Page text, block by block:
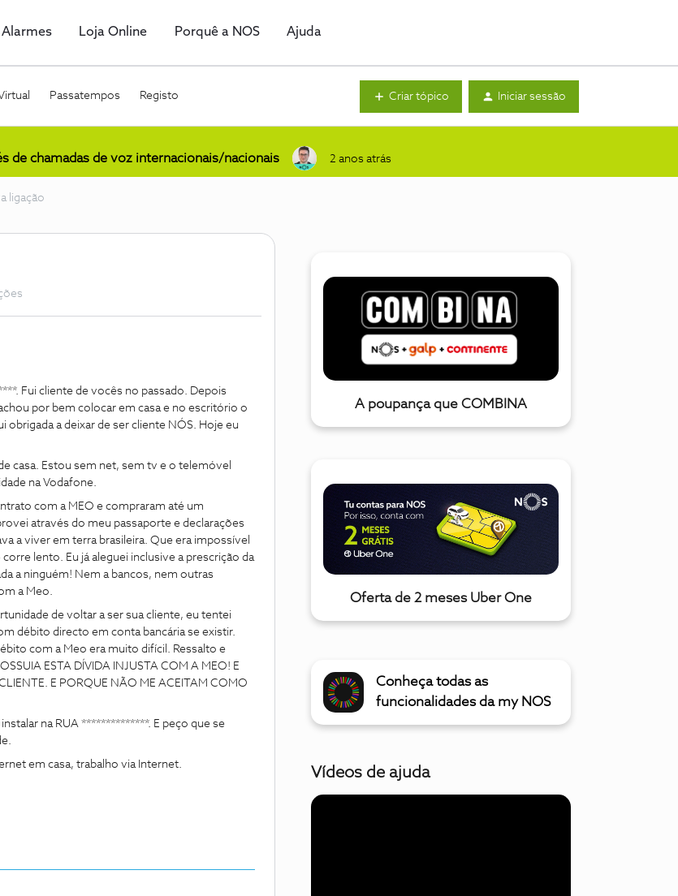
Alarmes Loja Online Porquê a NOS Ajuda
Passatempos Registo Criar tópico Iniciar sessão
de chamadas de voz internacionais/nacionais 2 anos atrás
ligação
Fui cliente de vocês no passado. Depois
por bem colocar em casa e no escritório o
obrigada a deixar de ser cliente NÓS. Hoje eu
casa. Estou sem net, sem tv e o telemóvel
na Vodafone.
com a MEO e compraram até um
através do meu passaporte e declarações
a viver em terra brasileira. Que era impossível
lento. Eu já aleguei inclusive a prescrição da
a ninguém! Nem a bancos, nem outras
a Meo.
de voltar a ser sua cliente, eu tentei
débito directo em conta bancária se existir.
com a Meo era muito difícil. Ressalto e
ESTA DÍVIDA INJUSTA COM A MEO! E
E PORQUE NÃO ME ACEITAM COMO
na RUA **************. E peço que se
em casa, trabalho via Internet.
A poupança que COMBINA
Oferta de 2 meses Uber One
Conheça todas as
funcionalidades da my NOS
Vídeos de ajuda